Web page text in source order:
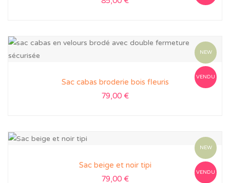
NEW
VENDU
Sac cabas broderie bois fleuris
79,00 €
NEW
VENDU
Sac beige et noir tipi
79,00 €